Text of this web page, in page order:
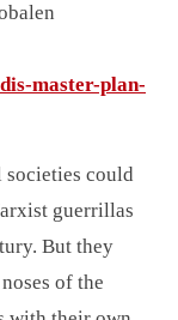
master-plan-
societies could
guerrillas
But they
of the